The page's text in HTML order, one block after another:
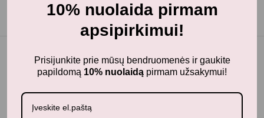
BunnyTail– vaikiškų prekių krautuvėlė, kurioje rasite
10% nuolaida pirmam
apsipirkimui!
Prisijunkite prie mūsų bendruomenės ir gaukite
papildomą 10% nuolaidą pirmam užsakymui!